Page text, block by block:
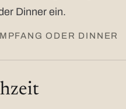
Dinner ein.
ODER DINNER